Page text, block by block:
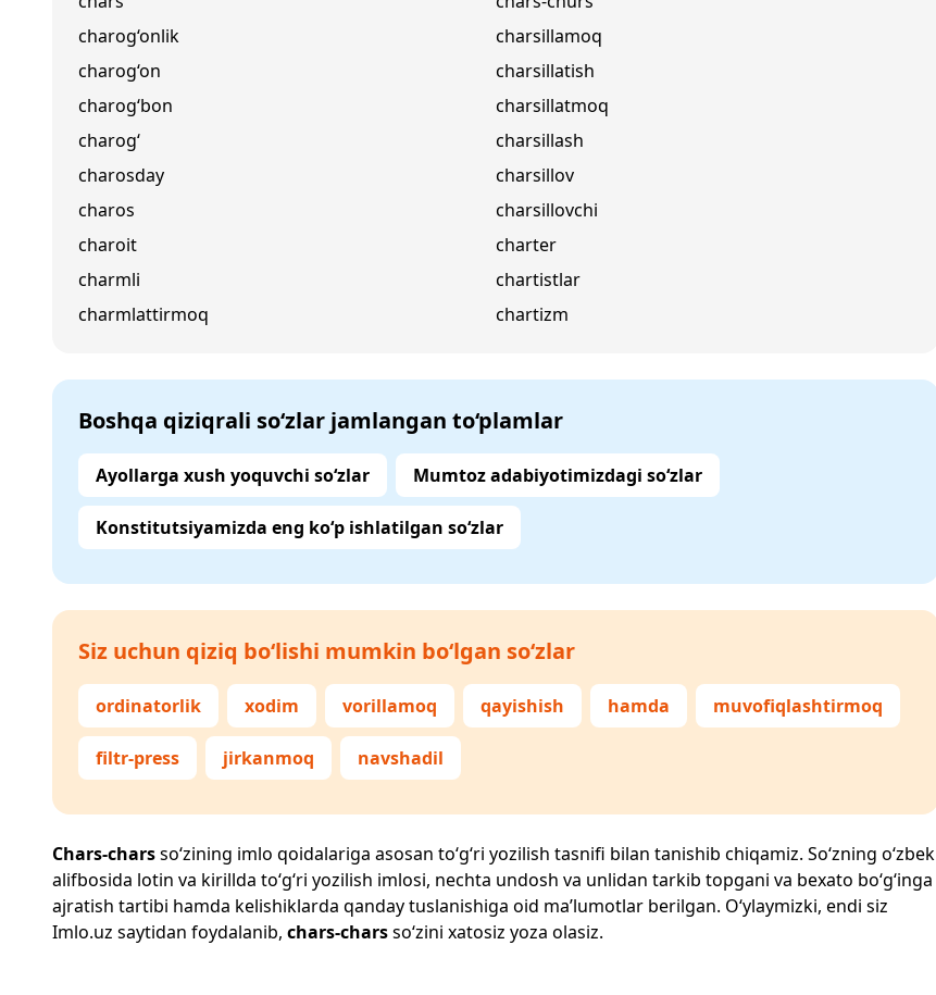
charog‘onlik
charog‘on
charog‘bon
charog‘
charosday
charos
charoit
charmli
charmlattirmoq
charsillamoq
charsillatish
charsillatmoq
charsillash
charsillov
charsillovchi
charter
chartistlar
chartizm
Boshqa qiziqrali so‘zlar jamlangan to‘plamlar
Ayollarga xush yoquvchi so‘zlar Mumtoz adabiyotimizdagi so‘zlar
Konstitutsiyamizda eng ko‘p ishlatilgan so‘zlar
Siz uchun qiziq bo‘lishi mumkin bo‘lgan so‘zlar
ordinatorlik xodim vorillamoq qayishish hamda muvofiqlashtirmoq
filtr-press jirkanmoq navshadil
Chars-charsso‘zining imlo qoidalariga asosan to‘g‘ri yozilish tasnifi bilan tanishib chiqamiz. So‘zning o‘zbek
alifbosida lotin va kirillda to‘g‘ri yozilish imlosi, nechta undosh va unlidan tarkib topgani va bexato bo‘g‘inga
ajratish tartibi hamda kelishiklarda qanday tuslanishiga oid ma’lumotlar berilgan. O‘ylaymizki, endi siz
Imlo.uz saytidan foydalanib, chars-charsso‘zini xatosiz yoza olasiz.